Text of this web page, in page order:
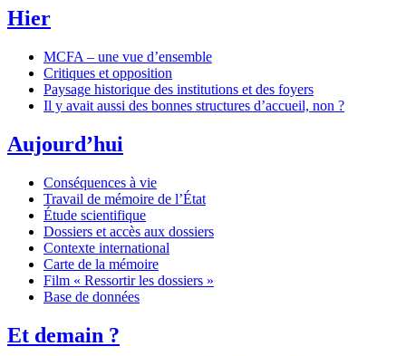
Hier
MCFA – une vue d’ensemble
Critiques et opposition
Paysage historique des institutions et des foyers
Il y avait aussi des bonnes structures d’accueil, non ?
Aujourd’hui
Conséquences à vie
Travail de mémoire de l’État
Étude scientifique
Dossiers et accès aux dossiers
Contexte international
Carte de la mémoire
Film « Ressortir les dossiers »
Base de données
Et demain ?